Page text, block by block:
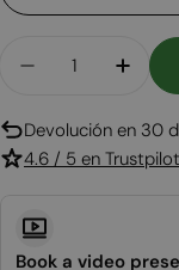
Disminuir
Devolución en 30
4.6 / 5 en Trustpilot
Book a video